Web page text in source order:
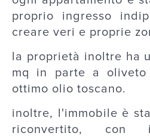
proprio ingresso
creare veri e proprie
la proprietà inoltre ha
mq in parte a
ottimo olio toscano.
inoltre, l'immobile è
riconvertito, con